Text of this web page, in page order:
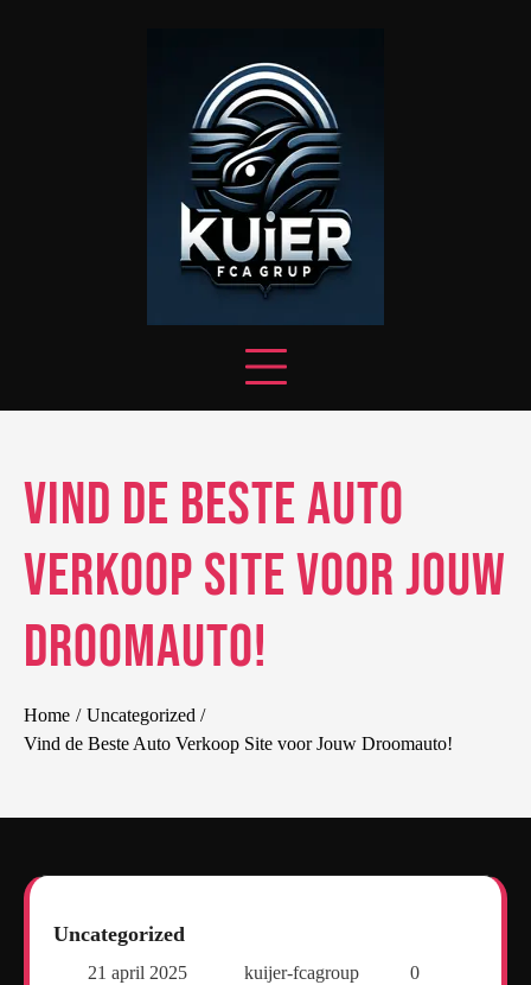
Vind de Beste Auto
Verkoop Site voor Jouw
Droomauto!
Home
Uncategorized
Vind de Beste Auto Verkoop Site voor Jouw Droomauto!
Uncategorized
21 april 2025 kuijer-fcagroup
0